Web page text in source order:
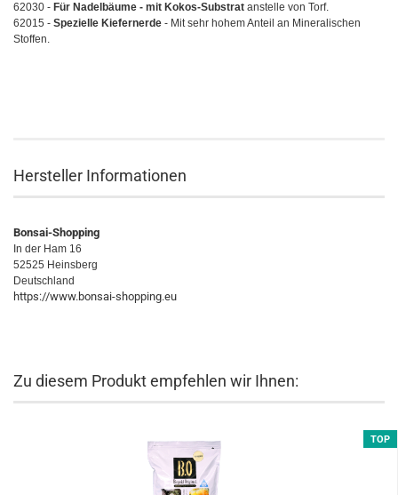
62030 - Für Nadelbäume - mit Kokos-Substrat anstelle von Torf.
62015 - Spezielle Kiefernerde - Mit sehr hohem Anteil an Mineralischen
Stoffen.
Hersteller Informationen
Bonsai-Shopping
In der Ham 16
52525 Heinsberg
Deutschland
https://www.bonsai-shopping.eu
Zu diesem Produkt empfehlen wir Ihnen:
TOP